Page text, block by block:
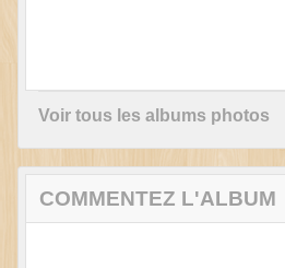
Voir tous les albums photos
COMMENTEZ L'ALBUM